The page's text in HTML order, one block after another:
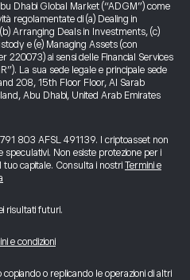
Dhabi Global Market (“ADGM”) come
regolamentate di (a) Dealing in
Arranging Deals in Investments, (c)
e (e) Managing Assets (con
220073) ai sensi delle Financial Services
La sua sede legale e principale sede
208, 15th Floor Floor, Al Sarab
Abu Dhabi, United Arab Emirates
803 AFSL 491139. I criptoasset non
Non esiste protezione per i
capitale. Consulta i nostri Termini e
risultati futuri.
e condizioni
o replicando le operazioni di altri